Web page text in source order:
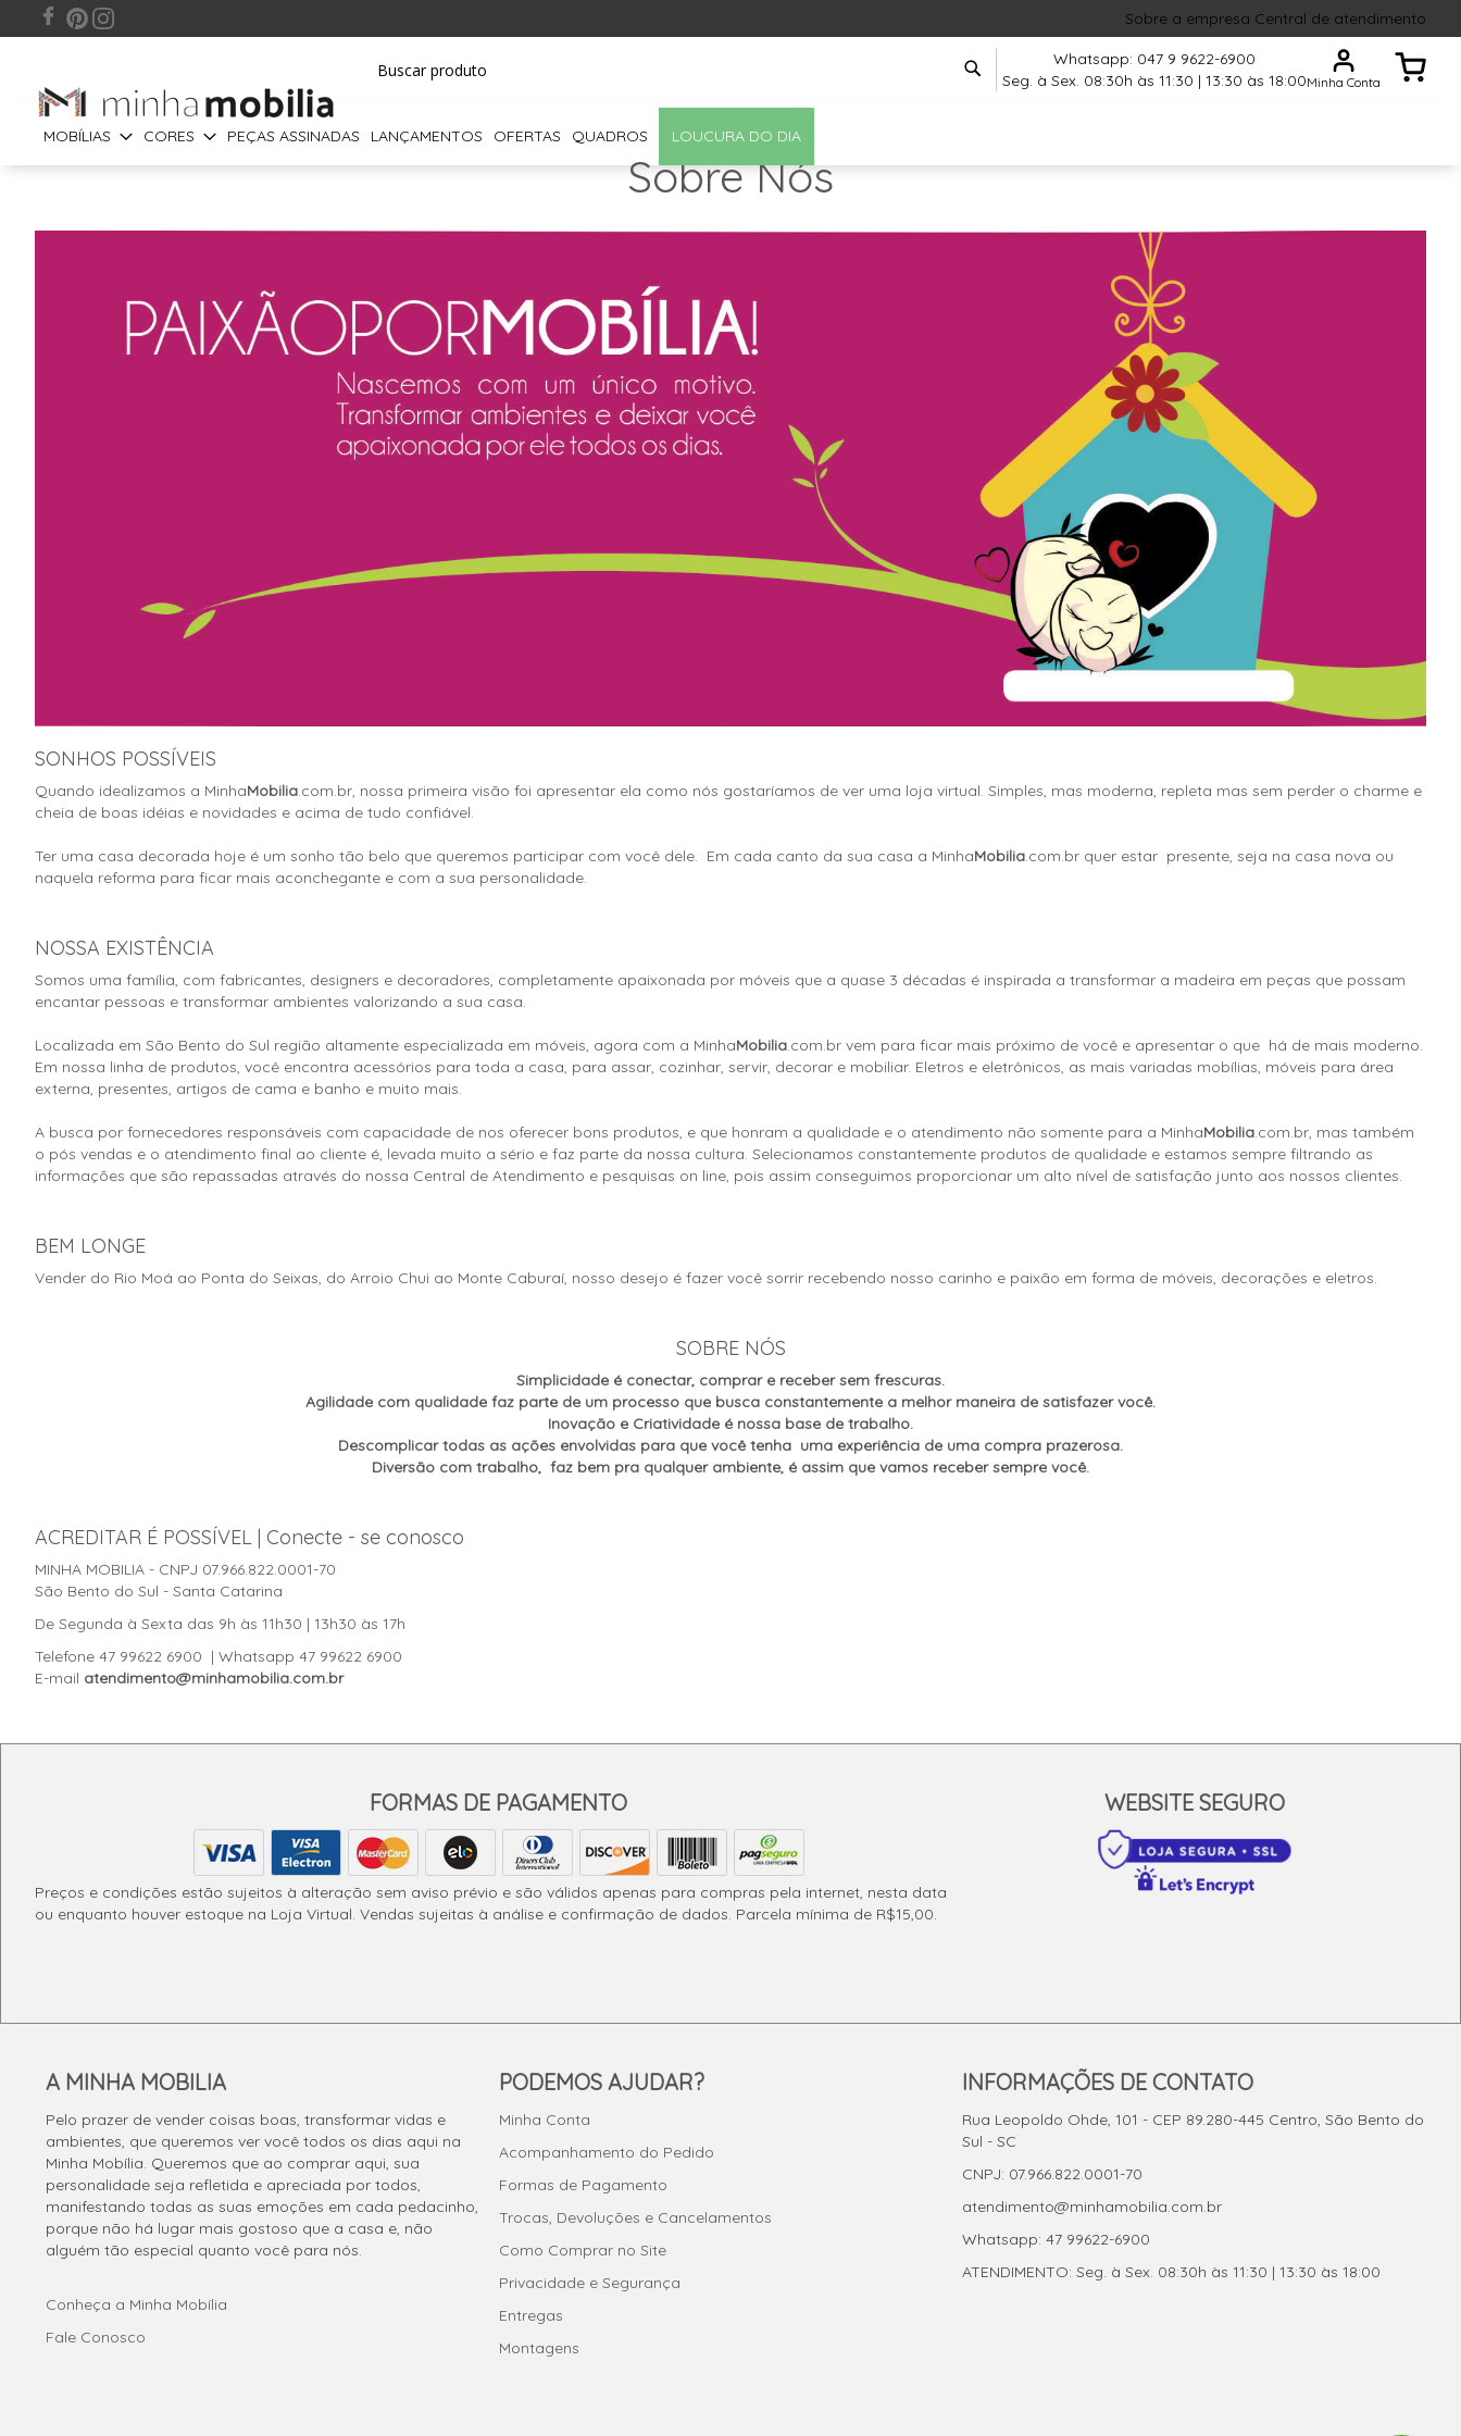
Sobre a empresa Central de atendimento
Whatsapp: 047 9 9622-6900
Seg. à Sex. 08:30h às 11:30 | 13:30 às 18:00Minha Conta
Meu
MOBÍLIAS CORES PEÇAS ASSINADAS LANÇAMENTOS OFERTAS QUADROS LOUCURA DO DIA
Sobre Nós
SONHOS POSSÍVEIS
Quando idealizamos a MinhaMobilia.com.br, nossa primeira visão foi apresentar ela como nós gostaríamos de ver uma loja virtual. Simples, mas moderna, repleta mas sem perder o charme e
cheia de boas idéias e novidades e acima de tudo confiável.
Ter uma casa decorada hoje é um sonho tão belo que queremos participar com você dele. Em cada canto da sua casa a MinhaMobilia.com.br quer estar presente, seja na casa nova ou
naquela reforma para ficar mais aconchegante e com a sua personalidade.
NOSSA EXISTÊNCIA
Somos uma família, com fabricantes, designers e decoradores, completamente apaixonada por móveis que a quase 3 décadas é inspirada a transformar a madeira em peças que possam
encantar pessoas e transformar ambientes valorizando a sua casa.
Localizada em São Bento do Sul região altamente especializada em móveis, agora com a MinhaMobilia.com.br vem para ficar mais próximo de você e apresentar o que há de mais moderno.
Em nossa linha de produtos, você encontra acessórios para toda a casa, para assar, cozinhar, servir, decorar e mobiliar. Eletros e eletrônicos, as mais variadas mobílias, móveis para área
externa, presentes, artigos de cama e banho e muito mais.
A busca por fornecedores responsáveis com capacidade de nos oferecer bons produtos, e que honram a qualidade e o atendimento não somente para a MinhaMobilia.com.br, mas também
o pós vendas e o atendimento final ao cliente é, levada muito a sério e faz parte da nossa cultura. Selecionamos constantemente produtos de qualidade e estamos sempre filtrando as
informações que são repassadas através do nossa Central de Atendimento e pesquisas on line, pois assim conseguimos proporcionar um alto nível de satisfação junto aos nossos clientes.
BEM LONGE
Vender do Rio Moá ao Ponta do Seixas, do Arroio Chui ao Monte Caburaí, nosso desejo é fazer você sorrir recebendo nosso carinho e paixão em forma de móveis, decorações e eletros.
SOBRE NÓS
Simplicidade é conectar, comprar e receber sem frescuras.
Agilidade com qualidade faz parte de um processo que busca constantemente a melhor maneira de satisfazer você.
Inovação e Criatividade é nossa base de trabalho.
Descomplicar todas as ações envolvidas para que você tenha uma experiência de uma compra prazerosa.
Diversão com trabalho, faz bem pra qualquer ambiente, é assim que vamos receber sempre você.
ACREDITAR É POSSÍVEL | Conecte - se conosco
MINHA MOBILIA - CNPJ 07.966.822.0001-70
São Bento do Sul - Santa Catarina
De Segunda à Sexta das 9h às 11h30 | 13h30 às 17h
Telefone 47 99622 6900 | Whatsapp 47 99622 6900
E-mail atendimento@minhamobilia.com.br
FORMAS DE PAGAMENTO
Preços e condições estão sujeitos à alteração sem aviso prévio e são válidos apenas para compras pela internet, nesta data
ou enquanto houver estoque na Loja Virtual. Vendas sujeitas à análise e confirmação de dados. Parcela mínima de R$15,00.
WEBSITE SEGURO
A MINHA MOBILIA
Pelo prazer de vender coisas boas, transformar vidas e
ambientes, que queremos ver você todos os dias aqui na
Minha Mobília. Queremos que ao comprar aqui, sua
personalidade seja refletida e apreciada por todos,
manifestando todas as suas emoções em cada pedacinho,
porque não há lugar mais gostoso que a casa e, não
alguém tão especial quanto você para nós.
Conheça a Minha Mobília
Fale Conosco
PODEMOS AJUDAR?
Minha Conta
Acompanhamento do Pedido
Formas de Pagamento
Trocas, Devoluções e Cancelamentos
Como Comprar no Site
Privacidade e Segurança
Entregas
Montagens
INFORMAÇÕES DE CONTATO
Rua Leopoldo Ohde, 101 - CEP 89.280-445 Centro, São Bento do
Sul - SC
CNPJ: 07.966.822.0001-70
atendimento@minhamobilia.com.br
Whatsapp: 47 99622-6900
ATENDIMENTO: Seg. à Sex. 08:30h às 11:30 | 13:30 às 18:00